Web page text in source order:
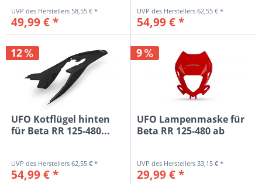
58,55 € *
49,99 € *
62,55 € *
54,99 € *
12
UFO Kotflügel hinten
für Beta RR 125-480...
62,55 € *
54,99 € *
9
UFO Lampenmaske für
Beta RR 125-480 ab
33,15 € *
29,99 € *